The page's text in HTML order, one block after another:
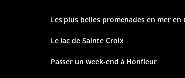
Les plus belles promenades en mer en
Le lac de Sainte Croix
Passer un week-end à Honfleur